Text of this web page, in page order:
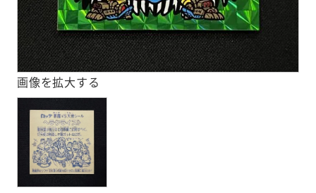
画像を拡大する